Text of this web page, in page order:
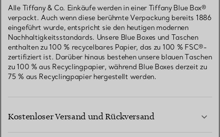
Alle Tiffany & Co. Einkäufe werden in einer Tiffany Blue Box®
verpackt. Auch wenn diese berühmte Verpackung bereits 1886
eingeführt wurde, entspricht sie den heutigen modernen
Nachhaltigkeitsstandards. Unsere Blue Boxes und Taschen
enthalten zu 100 % recycelbares Papier, das zu 100 % FSC®-
zertifiziert ist. Darüber hinaus bestehen unsere blauen Taschen
zu 100 % aus Recyclingpapier, während Blue Boxes derzeit zu
75 % aus Recyclingpapier hergestellt werden.
Kostenloser Versand und Rückversand